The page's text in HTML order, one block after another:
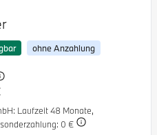
ohne Anzahlung
: Laufzeit 48 Monate,
0 €